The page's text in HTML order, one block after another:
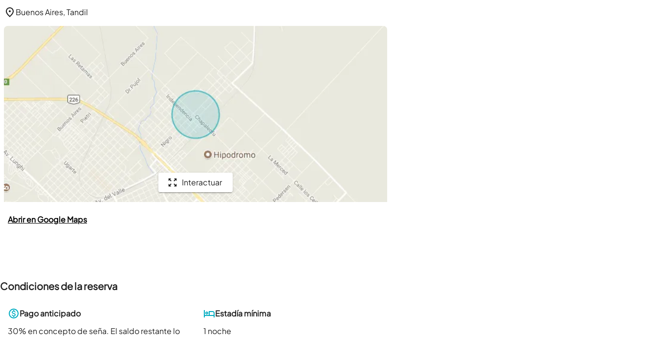
Buenos Aires, Tandil
Interactuar
Abrir en Google Maps
Condiciones de la reserva
Pago anticipado
30% en concepto de seña. El saldo restante lo
Estadía mínima
1 noche